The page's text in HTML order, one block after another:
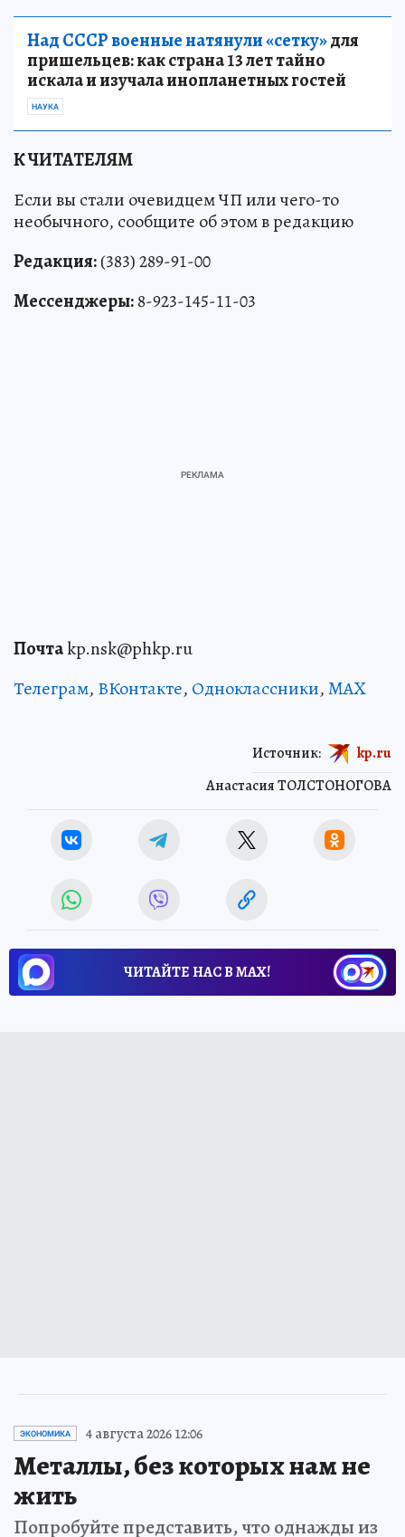
Над СССР военные натянули «сетку»для
пришельцев: как страна 13 лет тайно
искала и изучала инопланетных гостей
НАУКА
К ЧИТАТЕЛЯМ
Если вы стали очевидцем ЧП или чего-то
необычного, сообщите об этом в редакцию
Редакция:(383) 289-91-00
Мессенджеры:8-923-145-11-03
Почтаkp.nsk@phkp.ru
Телеграм, ВКонтакте, Одноклассники,MAX
Анастасия ТОЛСТОНОГОВА
Источник: kp.ru
ЧИТАЙТЕ НАС В МАХ!
ЭКОНОМИКА 4 августа 2026 12:06
Металлы, без которых нам не
жить
Попробуйте представить, что однажды из